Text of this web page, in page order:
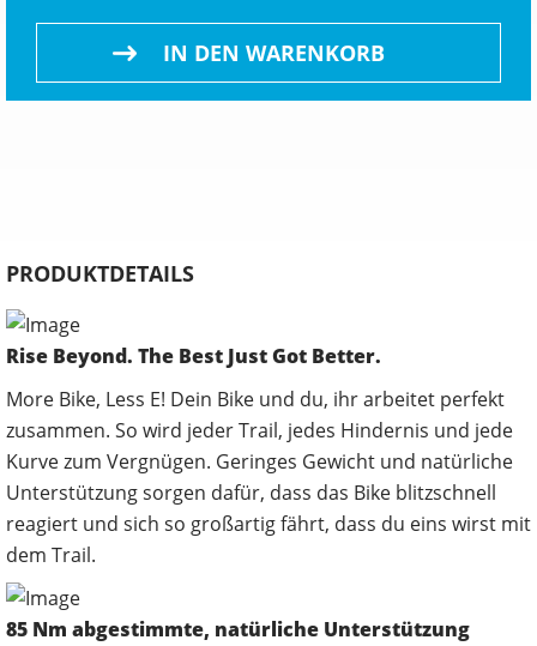
IN DEN WARENKORB
PRODUKTDETAILS
Rise Beyond. The Best Just Got Better.
More Bike, Less E! Dein Bike und du, ihr arbeitet perfekt
zusammen. So wird jeder Trail, jedes Hindernis und jede
Kurve zum Vergnügen. Geringes Gewicht und natürliche
Unterstützung sorgen dafür, dass das Bike blitzschnell
reagiert und sich so großartig fährt, dass du eins wirst mit
dem Trail.
85 Nm abgestimmte, natürliche Unterstützung